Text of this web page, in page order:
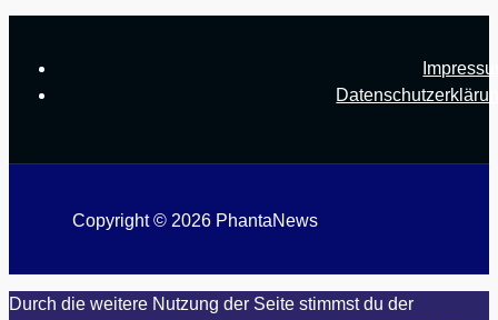
Copyright © 2026 PhantaNews
Durch die weitere Nutzung der Seite stimmst du der